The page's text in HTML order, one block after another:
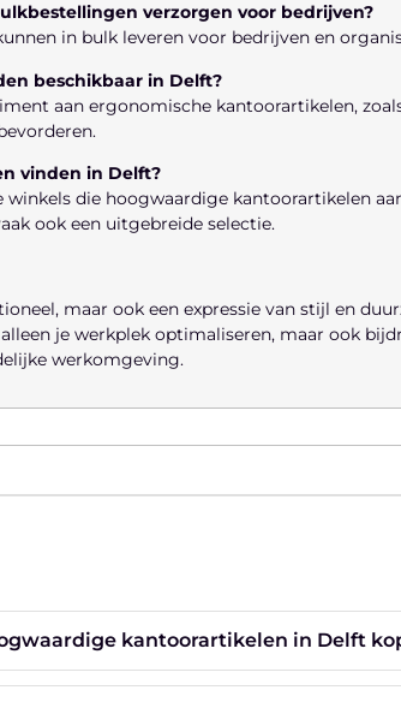
verzorgen voor bedrijven?
in bulk leveren voor bedrijven en
beschikbaar in Delft?
aan ergonomische kantoorartikelen,
vinden in Delft?
die hoogwaardige kantoorartikelen
ook een uitgebreide selectie.
maar ook een expressie van stijl en
je werkplek optimaliseren, maar ook
werkomgeving.
kantoorartikelen in Delft